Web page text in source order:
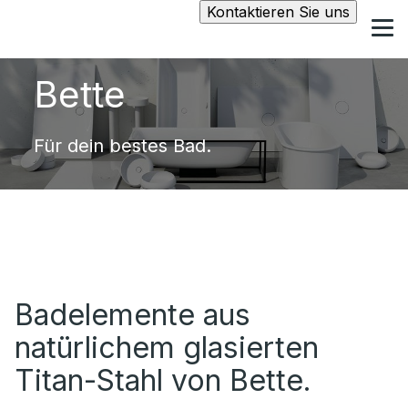
Kontaktieren Sie uns
Bette
Für dein bestes Bad.
Badelemente aus
natürlichem glasierten
Titan-Stahl von Bette.